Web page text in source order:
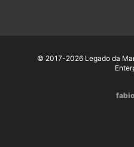
© 2017-2026 Legado da